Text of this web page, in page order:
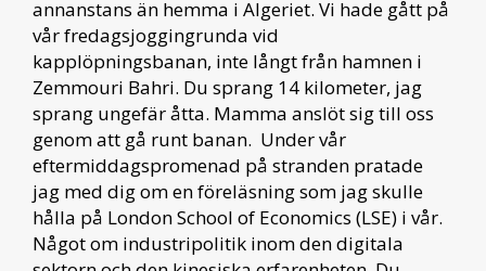
annanstans än hemma i Algeriet. Vi hade gått på
vår fredagsjoggingrunda vid
kapplöpningsbanan, inte långt från hamnen i
Zemmouri Bahri. Du sprang 14 kilometer, jag
sprang ungefär åtta. Mamma anslöt sig till oss
genom att gå runt banan. Under vår
eftermiddagspromenad på stranden pratade
jag med dig om en föreläsning som jag skulle
hålla på London School of Economics (LSE) i vår.
Något om industripolitik inom den digitala